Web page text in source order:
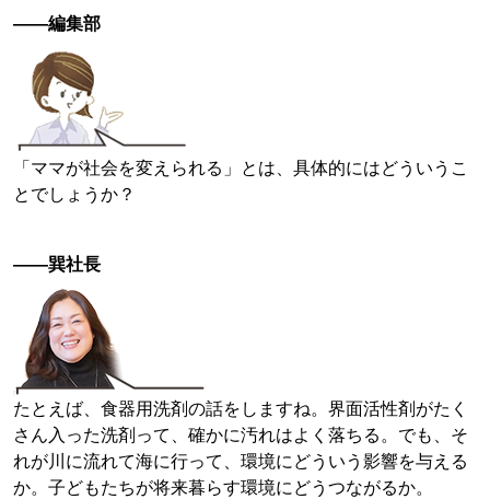
——編集部
「ママが社会を変えられる」とは、具体的にはどういうこ
とでしょうか？
——巽社長
たとえば、食器用洗剤の話をしますね。界面活性剤がたく
さん入った洗剤って、確かに汚れはよく落ちる。でも、そ
れが川に流れて海に行って、環境にどういう影響を与える
か。子どもたちが将来暮らす環境にどうつながるか。